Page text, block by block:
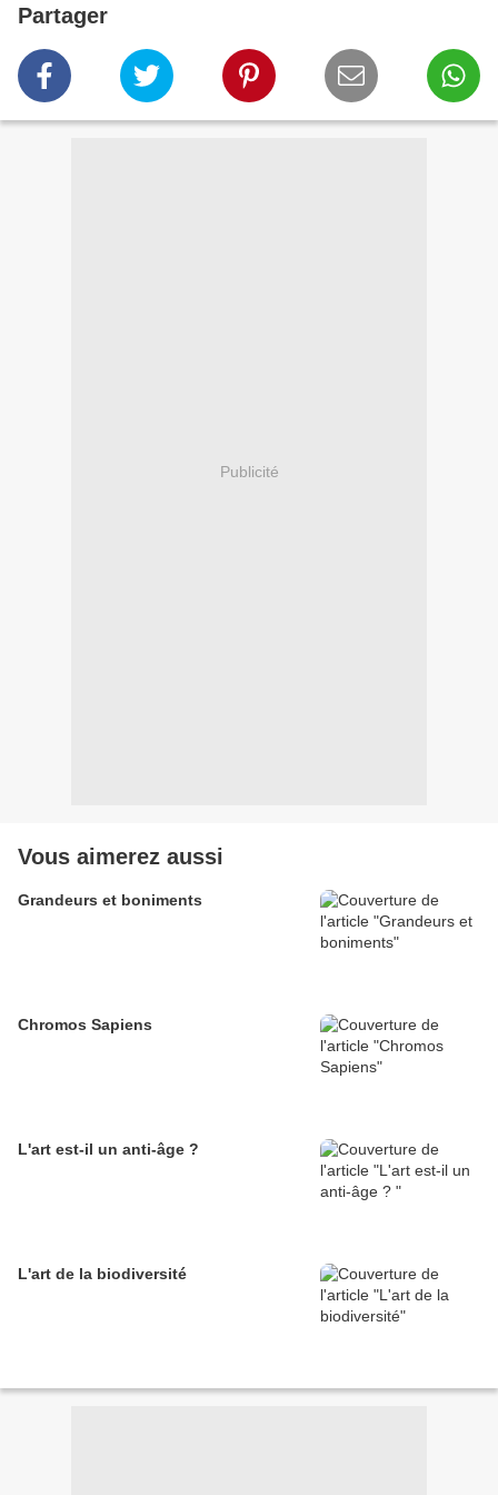
Partager
Publicité
Vous aimerez aussi
Grandeurs et boniments
Chromos Sapiens
L'art est-il un anti-âge ?
L'art de la biodiversité